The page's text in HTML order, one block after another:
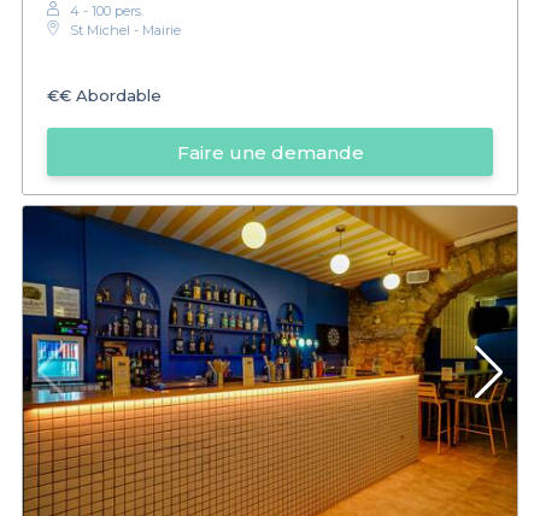
4 - 100 pers.
St Michel - Mairie
€€ Abordable
Faire une demande